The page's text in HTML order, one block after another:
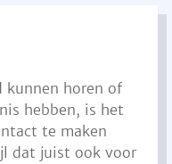
kunnen horen of
hebben, is het
te maken
dat juist ook voor